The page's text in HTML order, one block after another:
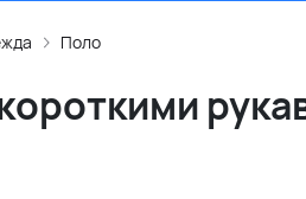
Поло